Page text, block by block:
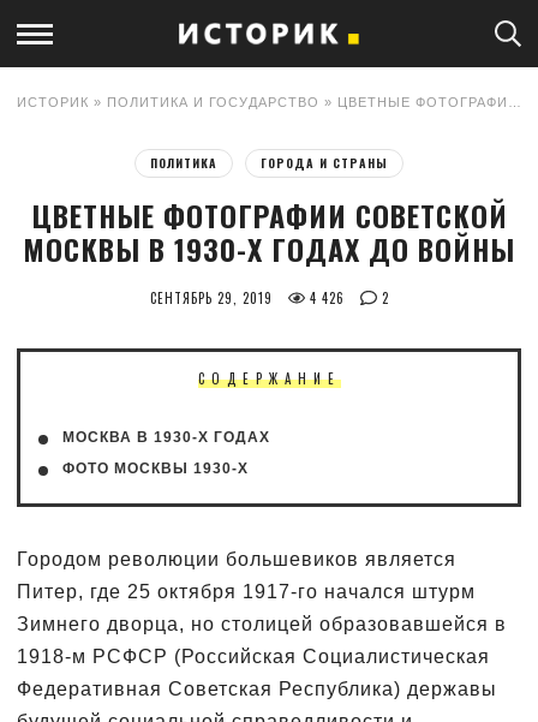
ИСТОРИК » ПОЛИТИКА И ГОСУДАРСТВО » ЦВЕТНЫЕ ФОТОГРАФИИ СОВЕТСКОЙ МОСКВЫ В 1930-Х ГОДАХ ДО ВОЙНЫ
ПОЛИТИКА ГОРОДА И СТРАНЫ
ЦВЕТНЫЕ ФОТОГРАФИИ СОВЕТСКОЙ
МОСКВЫ В 1930-Х ГОДАХ ДО ВОЙНЫ
СЕНТЯБРЬ 29, 2019 4 426 2
СОДЕРЖАНИЕ
МОСКВА В 1930-Х ГОДАХ
ФОТО МОСКВЫ 1930-Х
Городом революции большевиков является
Питер, где 25 октября 1917-го начался штурм
Зимнего дворца, но столицей образовавшейся в
1918-м РСФСР (Российская Социалистическая
Федеративная Советская Республика) державы